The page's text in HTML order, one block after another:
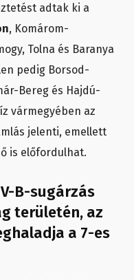
adtak ki a
, Komárom-
Tolna és Baranya
pedig Borsod-
Bereg és Hajdú-
vármegyében az
jelenti, emellett
is előfordulhat.
B-sugárzás
területén, az
a 7-es